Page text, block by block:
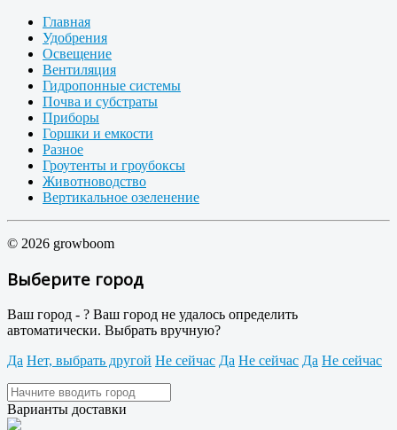
Главная
Удобрения
Освещение
Вентиляция
Гидропонные системы
Почва и субстраты
Приборы
Горшки и емкости
Разное
Гроутенты и гроубоксы
Животноводство
Вертикальное озеленение
© 2026 growboom
Выберите город
Ваш город - ? Ваш город не удалось определить
автоматически. Выбрать вручную?
Да Нет, выбрать другой Не сейчас Да Не сейчас Да Не сейчас
Варианты доставки